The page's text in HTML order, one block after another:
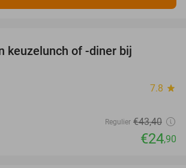
keuzelunch of -diner bij
7.8 star
Regulier €43,40
€24,90